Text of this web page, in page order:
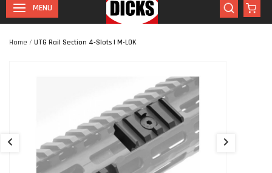
MENU
Home / UTG Rail Section 4-Slots | M-LOK